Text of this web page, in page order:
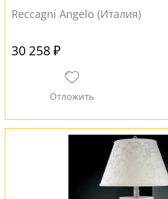
Reccagni Angelo (Италия)
30 258 ₽